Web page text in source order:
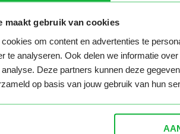
maakt gebruik van cookies
om content en advertenties te
te analyseren. Ook delen we informatie
Deze partners kunnen deze
op basis van jouw gebruik van hun
URL te pakken hebt. Ga naar